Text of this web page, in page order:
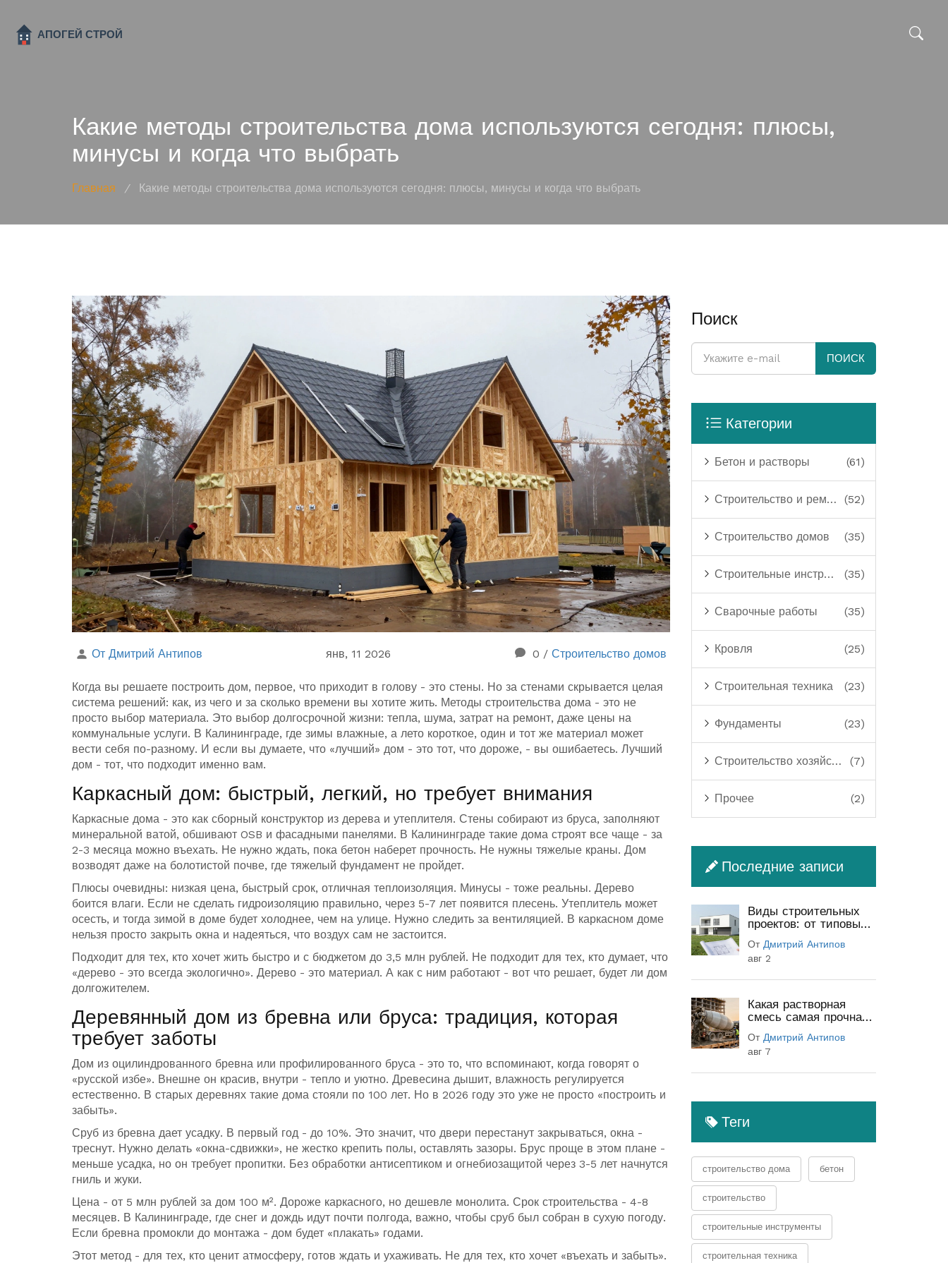
Какие методы строительства дома используются сегодня: плюсы,
минусы и когда что выбрать
Главная / Какие методы строительства дома используются сегодня: плюсы, минусы и когда что выбрать
От Дмитрий Антипов янв, 11 2026 0 / Строительство домов
Когда вы решаете построить дом, первое, что приходит в голову - это стены. Но за стенами скрывается целая
система решений: как, из чего и за сколько времени вы хотите жить. Методы строительства дома - это не
просто выбор материала. Это выбор долгосрочной жизни: тепла, шума, затрат на ремонт, даже цены на
коммунальные услуги. В Калининграде, где зимы влажные, а лето короткое, один и тот же материал может
вести себя по-разному. И если вы думаете, что «лучший» дом - это тот, что дороже, - вы ошибаетесь. Лучший
дом - тот, что подходит именно вам.
Каркасный дом: быстрый, легкий, но требует внимания
Каркасные дома - это как сборный конструктор из дерева и утеплителя. Стены собирают из бруса, заполняют
минеральной ватой, обшивают OSB и фасадными панелями. В Калининграде такие дома строят все чаще - за
2-3 месяца можно въехать. Не нужно ждать, пока бетон наберет прочность. Не нужны тяжелые краны. Дом
возводят даже на болотистой почве, где тяжелый фундамент не пройдет.
Плюсы очевидны: низкая цена, быстрый срок, отличная теплоизоляция. Минусы - тоже реальны. Дерево
боится влаги. Если не сделать гидроизоляцию правильно, через 5-7 лет появится плесень. Утеплитель может
осесть, и тогда зимой в доме будет холоднее, чем на улице. Нужно следить за вентиляцией. В каркасном доме
нельзя просто закрыть окна и надеяться, что воздух сам не застоится.
Подходит для тех, кто хочет жить быстро и с бюджетом до 3,5 млн рублей. Не подходит для тех, кто думает, что
«дерево - это всегда экологично». Дерево - это материал. А как с ним работают - вот что решает, будет ли дом
долгожителем.
Деревянный дом из бревна или бруса: традиция, которая
требует заботы
Дом из оцилиндрованного бревна или профилированного бруса - это то, что вспоминают, когда говорят о
«русской избе». Внешне он красив, внутри - тепло и уютно. Древесина дышит, влажность регулируется
естественно. В старых деревнях такие дома стояли по 100 лет. Но в 2026 году это уже не просто «построить и
забыть».
Сруб из бревна дает усадку. В первый год - до 10%. Это значит, что двери перестанут закрываться, окна -
треснут. Нужно делать «окна-сдвижки», не жестко крепить полы, оставлять зазоры. Брус проще в этом плане -
меньше усадка, но он требует пропитки. Без обработки антисептиком и огнебиозащитой через 3-5 лет начнутся
гниль и жуки.
Цена - от 5 млн рублей за дом 100 м². Дороже каркасного, но дешевле монолита. Срок строительства - 4-8
месяцев. В Калининграде, где снег и дождь идут почти полгода, важно, чтобы сруб был собран в сухую погоду.
Если бревна промокли до монтажа - дом будет «плакать» годами.
Этот метод - для тех, кто ценит атмосферу, готов ждать и ухаживать. Не для тех, кто хочет «въехать и забыть».
Поиск
ПОИСК
Категории
Бетон и растворы (61)
Строительство и ремонт (52)
Строительство домов (35)
Строительные инструменты (35)
Сварочные работы (35)
Кровля (25)
Строительная техника (23)
Фундаменты (23)
Строительство хозяйственных построек (7)
Прочее (2)
Последние записи
Виды строительных
проектов: от типовых
(полный гид)
От Дмитрий Антипов
авг 2
Какая растворная
смесь самая прочная:
секреты прочности
От Дмитрий Антипов
авг 7
Теги
строительство дома бетон
строительство
строительные инструменты
строительная техника